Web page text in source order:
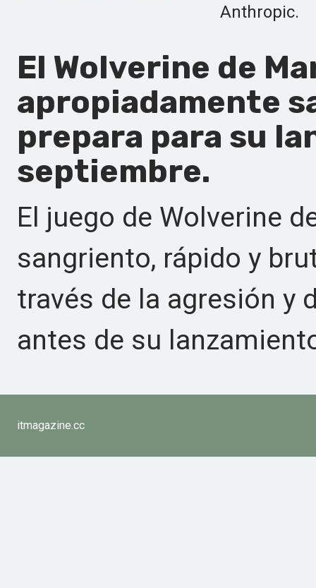
Anthropic.
El Wolverine de
apropiadamente
prepara para su
septiembre.
El juego de Wolverine
sangriento, rápido y
través de la agresión y
antes de su
itmagazine.cc